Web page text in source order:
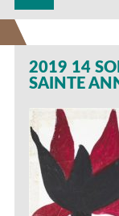
2019 14
SAINTE